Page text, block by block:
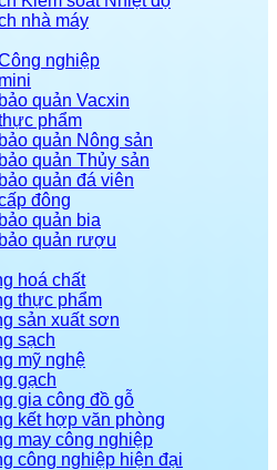
nhà máy
nghiệp
quản Vacxin
phẩm
quản Nông sản
quản Thủy sản
quản đá viên
đông
quản bia
quản rượu
hoá chất
thực phẩm
sản xuất sơn
sạch
mỹ nghệ
gạch
gia công đồ gỗ
kết hợp văn phòng
may công nghiệp
công nghiệp hiện đại